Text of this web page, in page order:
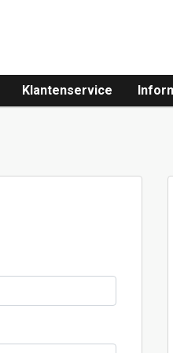
Klantenservice